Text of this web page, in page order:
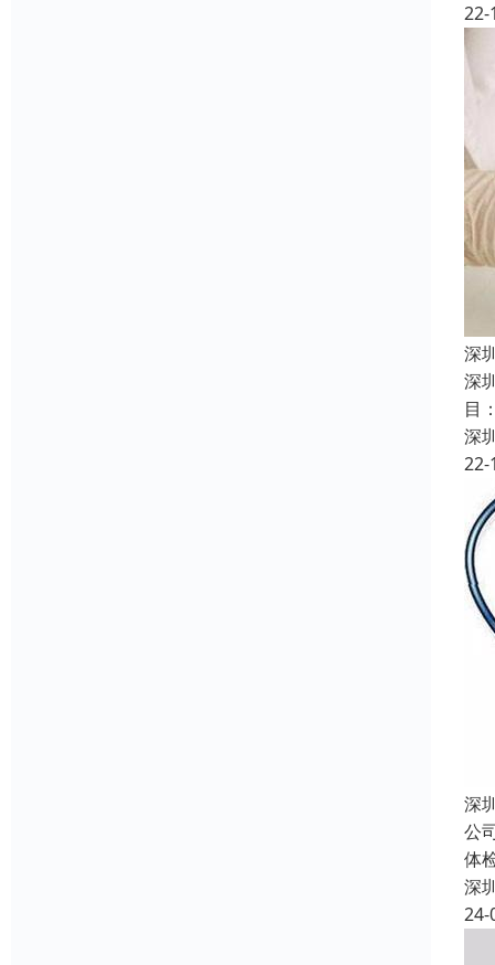
22-
深
深
目
深
22-
深
公
体
深
24-